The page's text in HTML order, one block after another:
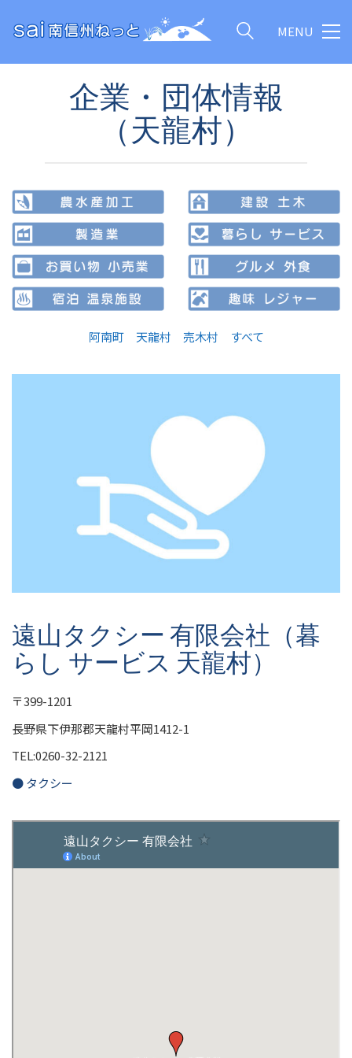
MENU
企業・団体情報
（天龍村）
阿南町 天龍村 売木村 すべて
遠山タクシー 有限会社（暮
らし サービス 天龍村）
〒399-1201
長野県下伊那郡天龍村平岡1412-1
TEL:0260-32-2121
● タクシー